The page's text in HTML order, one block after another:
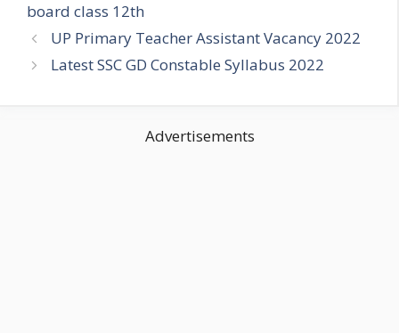
board class 12th
UP Primary Teacher Assistant Vacancy 2022
Latest SSC GD Constable Syllabus 2022
Advertisements